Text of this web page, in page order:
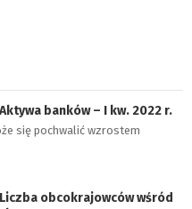
banków – I kw. 2022 r.
się pochwalić wzrostem
obcokrajowców wśród